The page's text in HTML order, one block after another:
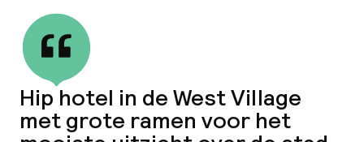
Hip hotel in de West Village
met grote ramen voor het